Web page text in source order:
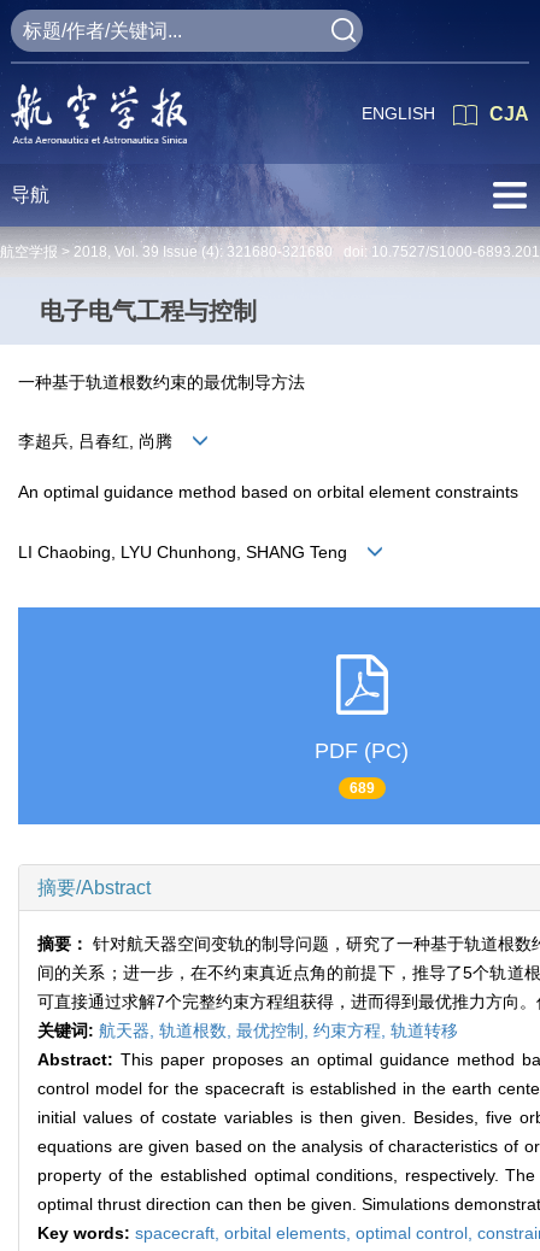
CJA
ENGLISH
导航
航空学报 > 2018, Vol. 39 Issue (4): 321680-321680 doi: 10.7527/S1000-
电子电气工程与控制
一种基于轨道根数约束的最优制导方法
李超兵, 吕春红, 尚腾
An optimal guidance method based on orbital element constraints
LI Chaobing, LYU Chunhong, SHANG Teng
PDF (PC)
689
摘要/Abstract
摘要： 针对航天器空间变轨的制导问题，研究了一种基于轨道根
间的关系；进一步，在不约束真近点角的前提下，推导了5个轨道
可直接通过求解7个完整约束方程组获得，进而得到最优推力方向
关键词: 航天器, 轨道根数, 最优控制, 约束方程, 轨道转移
Abstract: This paper proposes an optimal guidance method
control model for the spacecraft is established in the earth
initial values of costate variables is then given. Besides, five
equations are given based on the analysis of characteristics of
property of the established optimal conditions, respectively.
optimal thrust direction can then be given. Simulations
Key words: spacecraft, orbital elements, optimal control,